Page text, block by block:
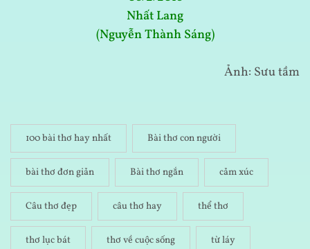
Nhất Lang
(Nguyễn Thành Sáng)
Ảnh: Sưu tầm
100 bài thơ hay nhất Bài thơ con người
bài thơ đơn giản Bài thơ ngắn cảm xúc
Câu thơ đẹp câu thơ hay thể thơ
thơ lục bát thơ về cuộc sống từ láy